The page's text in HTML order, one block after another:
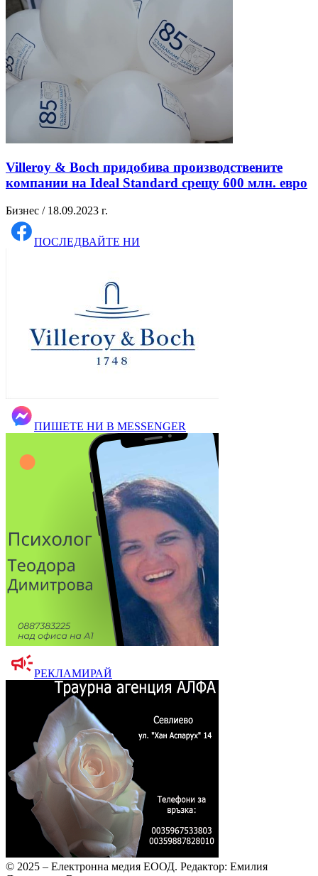
Villeroy & Boch придобива производствените
компании на Ideal Standard срещу 600 млн. евро
Бизнес / 18.09.2023 г.
ПОСЛЕДВАЙТЕ НИ
ПИШЕТЕ НИ В MESSENGER
РЕКЛАМИРАЙ
© 2025 – Електронна медия ЕООД. Редактор: Емилия